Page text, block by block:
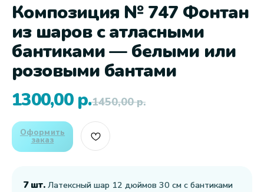
Композиция № 747 Фонтан
из шаров с атласными
бантиками — белыми или
розовыми бантами
1300,00 р.1450,00 р.
Оформить
заказ
7 шт. Латексный шар 12 дюймов 30 см с бантиками